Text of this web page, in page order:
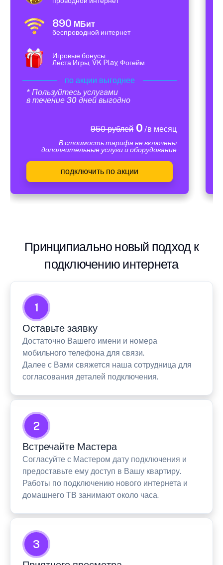
890 МБит
беспроводной интернет
Игровые бонусы
Леста Игры, VK Play, Фогейм
по акции выгоднее
* Пользуйтесь услугами
в течение 30 дней выгодно
950 рублей0 /в месяц
В стоимость тарифа не включены
дополнительные услуги и оборудование
подключить по акции
Принципиально новый подход к
подключению интернета
1
Оставьте заявку
Достаточно Вашего имени и номера
мобильного телефона для связи.
Далее с Вами свяжется наша сотрудница для
согласования деталей подключения.
2
Встречайте Мастера
Согласуйте с Мастером дату подключения и
предоставьте ему доступ в Вашу квартиру.
Работы по подключению нового интернета и
домашнего ТВ занимают около часа.
3